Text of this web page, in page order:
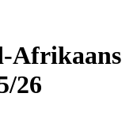
Afrikaans
26